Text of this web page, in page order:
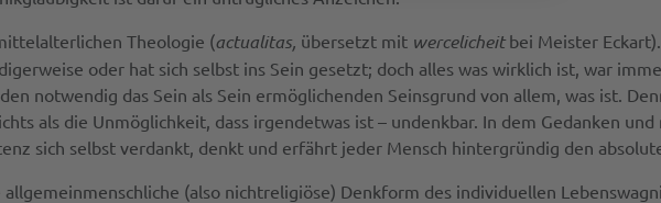
Theologie (actualitas, übersetzt mit wercelicheitbei Meister
oder hat sich selbst ins Sein gesetzt; doch alles was wirklich ist, war
notwendig das Sein als Sein ermöglichenden Seinsgrund von allem, was ist.
als die Unmöglichkeit, dass irgendetwas ist – undenkbar. In dem Gedanken
sich selbst verdankt, denkt und erfährt jeder Mensch hintergründig den
(also nichtreligiöse) Denkform des individuellen